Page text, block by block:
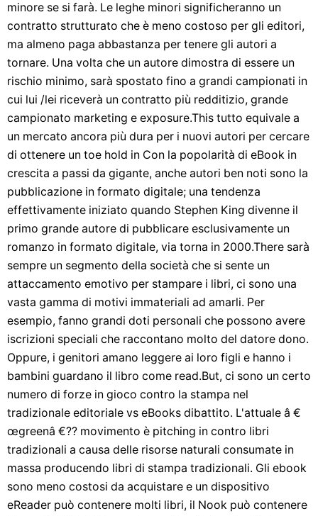
minore se si farà. Le leghe minori significheranno un
contratto strutturato che è meno costoso per gli editori,
ma almeno paga abbastanza per tenere gli autori a
tornare. Una volta che un autore dimostra di essere un
rischio minimo, sarà spostato fino a grandi campionati in
cui lui /lei riceverà un contratto più redditizio, grande
campionato marketing e exposure.This tutto equivale a
un mercato ancora più dura per i nuovi autori per cercare
di ottenere un toe hold in Con la popolarità di eBook in
crescita a passi da gigante, anche autori ben noti sono la
pubblicazione in formato digitale; una tendenza
effettivamente iniziato quando Stephen King divenne il
primo grande autore di pubblicare esclusivamente un
romanzo in formato digitale, via torna in 2000.There sarà
sempre un segmento della società che si sente un
attaccamento emotivo per stampare i libri, ci sono una
vasta gamma di motivi immateriali ad amarli. Per
esempio, fanno grandi doti personali che possono avere
iscrizioni speciali che raccontano molto del datore dono.
Oppure, i genitori amano leggere ai loro figli e hanno i
bambini guardano il libro come read.But, ci sono un certo
numero di forze in gioco contro la stampa nel
tradizionale editoriale vs eBooks dibattito. L'attuale â €
œgreenâ €?? movimento è pitching in contro libri
tradizionali a causa delle risorse naturali consumate in
massa producendo libri di stampa tradizionali. Gli ebook
sono meno costosi da acquistare e un dispositivo
eReader può contenere molti libri, il Nook può contenere